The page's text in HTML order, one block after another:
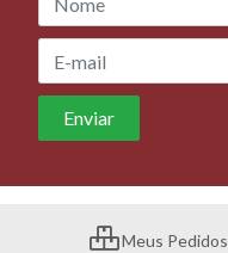
Meus Pedidos